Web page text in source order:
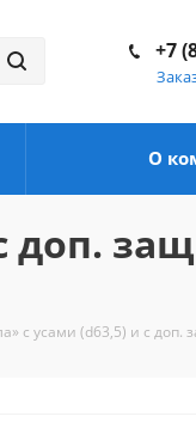
+7
О
доп.
с усами (d63,5) и c доп.